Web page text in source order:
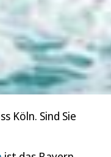
Köln. Sind Sie